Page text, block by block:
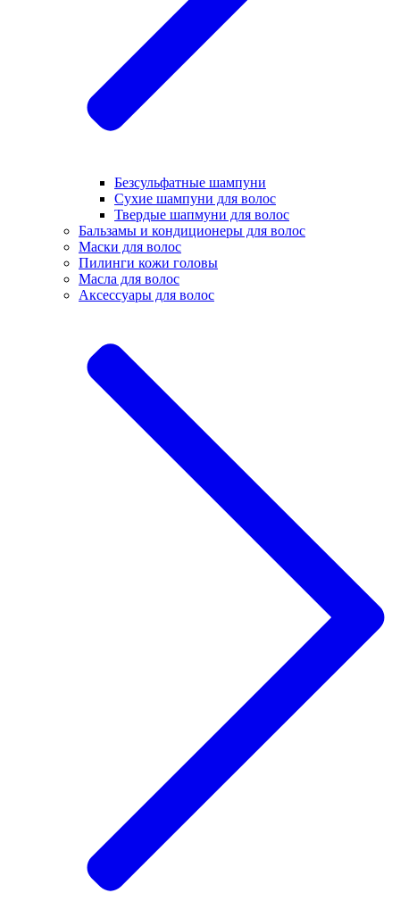
Безсульфатные шампуни
Сухие шампуни для волос
Твердые шапмуни для волос
Бальзамы и кондиционеры для волос
Маски для волос
Пилинги кожи головы
Масла для волос
Аксессуары для волос